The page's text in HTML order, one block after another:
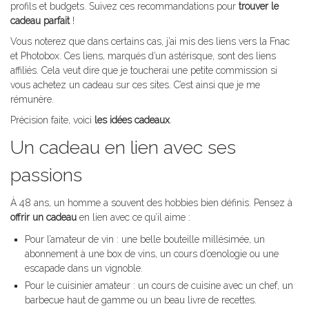
profils et budgets. Suivez ces recommandations pour trouver le
cadeau parfait!
Vous noterez que dans certains cas, j’ai mis des liens vers la Fnac
et Photobox. Ces liens, marqués d’un astérisque, sont des liens
affiliés. Cela veut dire que je toucherai une petite commission si
vous achetez un cadeau sur ces sites. C’est ainsi que je me
rémunère.
Précision faite, voici les idées cadeaux.
Un cadeau en lien avec ses
passions
À 48 ans, un homme a souvent des hobbies bien définis. Pensez à
offrir un cadeau en lien avec ce qu’il aime :
Pour l’amateur de vin : une belle bouteille millésimée, un
abonnement à une box de vins, un cours d’œnologie ou une
escapade dans un vignoble.
Pour le cuisinier amateur : un cours de cuisine avec un chef, un
barbecue haut de gamme ou un beau livre de recettes.